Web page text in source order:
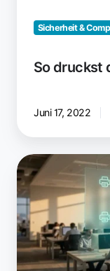
Sicherheit &
So druckst
Juni 17, 2022
Wie
Cloud-
Print-
Management
den
IT‑Support
entlastet